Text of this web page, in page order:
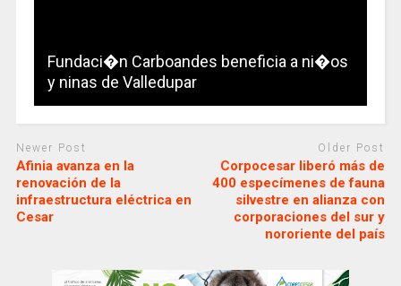
Fundaci�n Carboandes beneficia a ni�os
y ninas de Valledupar
Newer Post
Afinia avanza en la
renovación de la
infraestructura eléctrica en
Cesar
Older Post
Corpocesar liberó más de
400 especímenes de fauna
silvestre en alianza con
corporaciones del sur y
nororiente del país